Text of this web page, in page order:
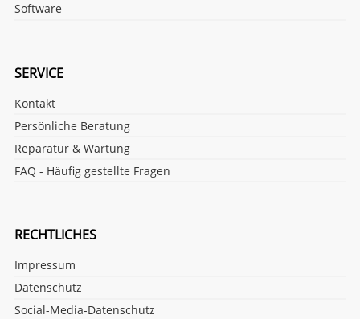
Software
SERVICE
Kontakt
Persönliche Beratung
Reparatur & Wartung
FAQ - Häufig gestellte Fragen
RECHTLICHES
Impressum
Datenschutz
Social-Media-Datenschutz